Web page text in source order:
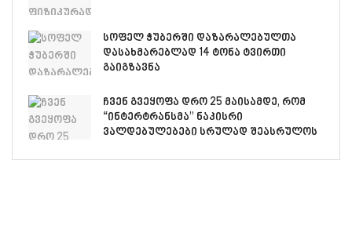
სოფელ ჭუბერში დაზარალებულთა
დასახმარებლად 14 ტონა ტვირთი
გაიგზავნა
ჩვენ გვეყოფა დრო 25 მაისამდე, რომ
“ინტერტრანსმა” ნაკისრი
ვალდებულებები სრულად შეასრულოს